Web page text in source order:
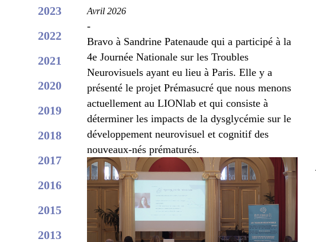
2023
2022
2021
2020
2019
2018
2017
2016
2015
2013
Avril 2026
-
Bravo à Sandrine Patenaude qui a participé à la
4e Journée Nationale sur les Troubles
Neurovisuels ayant eu lieu à Paris. Elle y a
présenté le projet Prémasucré que nous menons
actuellement au LIONlab et qui consiste à
déterminer les impacts de la dysglycémie sur le
développement neurovisuel et cognitif des
nouveaux-nés prématurés.